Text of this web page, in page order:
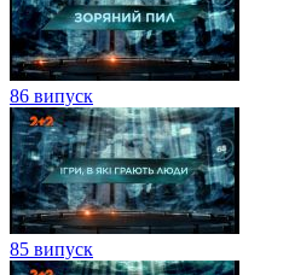
86 випуск
85 випуск